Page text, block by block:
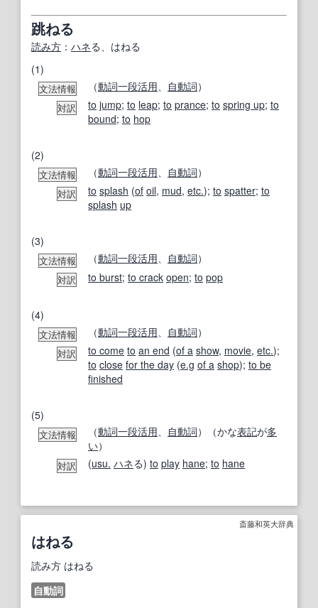
跳ねる
読み方 ： ハネる、はねる
(1)
文法情報 （動詞一段活用 自動詞）
対訳 to jump; to leap; to prance; to spring up; to
bound; to hop
(2)
文法情報 （動詞一段活用 自動詞）
対訳 to splash (of oil, mud, etc.); to spatter; to
splash up
(3)
文法情報 （動詞一段活用 自動詞）
対訳 to burst; to crack open; to pop
(4)
文法情報 （動詞一段活用 自動詞）
対訳 to come to an end (of a show, movie, etc.);
to close for the day (e.g of a shop); to be
finished
(5)
文法情報 （動詞一段活用 自動詞）（かな表記が多
い）
対訳 (usu. ハネる) to play hane; to hane
斎藤和英大辞典
はねる
読み方 はねる
自動詞